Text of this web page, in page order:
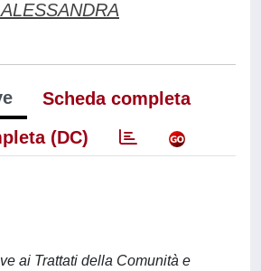
Scheda completa
(DC)
ai Trattati della Comunità e